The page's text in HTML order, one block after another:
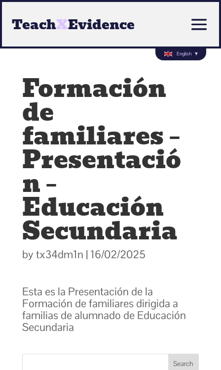
TeachXEvidence
Formación
de
familiares –
Presentació
n –
Educación
Secundaria
by tx34dm1n | 16/02/2025
Esta es la Presentación de la
Formación de familiares dirigida a
familias de alumnado de Educación
Secundaria
Search
English ▼